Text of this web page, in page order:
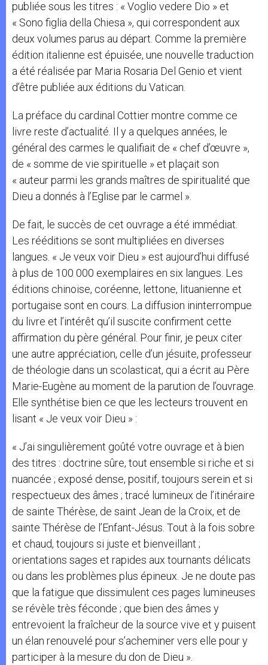
publiée sous les titres : « Voglio vedere Dio » et
« Sono figlia della Chiesa », qui correspondent aux
deux volumes parus au départ. Comme la première
édition italienne est épuisée, une nouvelle traduction
a été réalisée par Maria Rosaria Del Genio et vient
d’être publiée aux éditions du Vatican.
La préface du cardinal Cottier montre comme ce
livre reste d’actualité. Il y a quelques années, le
général des carmes le qualifiait de « chef d’œuvre »,
de « somme de vie spirituelle » et plaçait son
« auteur parmi les grands maîtres de spiritualité que
Dieu a donnés à l’Eglise par le carmel ».
De fait, le succès de cet ouvrage a été immédiat.
Les rééditions se sont multipliées en diverses
langues. « Je veux voir Dieu » est aujourd’hui diffusé
à plus de 100 000 exemplaires en six langues. Les
éditions chinoise, coréenne, lettone, lituanienne et
portugaise sont en cours. La diffusion ininterrompue
du livre et l’intérêt qu’il suscite confirment cette
affirmation du père général. Pour finir, je peux citer
une autre appréciation, celle d’un jésuite, professeur
de théologie dans un scolasticat, qui a écrit au Père
Marie-Eugène au moment de la parution de l’ouvrage.
Elle synthétise bien ce que les lecteurs trouvent en
lisant « Je veux voir Dieu » :
« J’ai singulièrement goûté votre ouvrage et à bien
des titres : doctrine sûre, tout ensemble si riche et si
nuancée ; exposé dense, positif, toujours serein et si
respectueux des âmes ; tracé lumineux de l’itinéraire
de sainte Thérèse, de saint Jean de la Croix, et de
sainte Thérèse de l’Enfant-Jésus. Tout à la fois sobre
et chaud, toujours si juste et bienveillant ;
orientations sages et rapides aux tournants délicats
ou dans les problèmes plus épineux. Je ne doute pas
que la fatigue que dissimulent ces pages lumineuses
se révèle très féconde ; que bien des âmes y
entrevoient la fraîcheur de la source vive et y puisent
un élan renouvelé pour s’acheminer vers elle pour y
participer à la mesure du don de Dieu ».